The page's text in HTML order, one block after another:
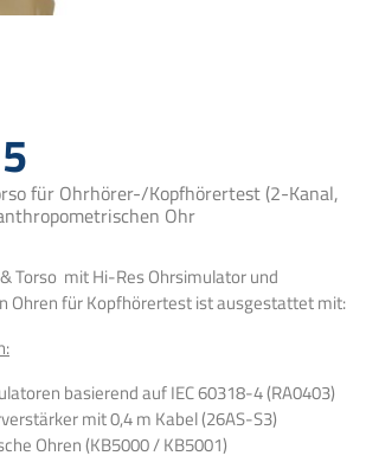
für Ohrhörer-/Kopfhörertest (2-Kanal,
Ohr
Torso mit Hi-Res Ohrsimulator und
Ohren für Kopfhörertest ist ausgestattet mit:
basierend auf IEC 60318-4 (RA0403)
mit 0,4 m Kabel (26AS-S3)
Ohren (KB5000 / KB5001)